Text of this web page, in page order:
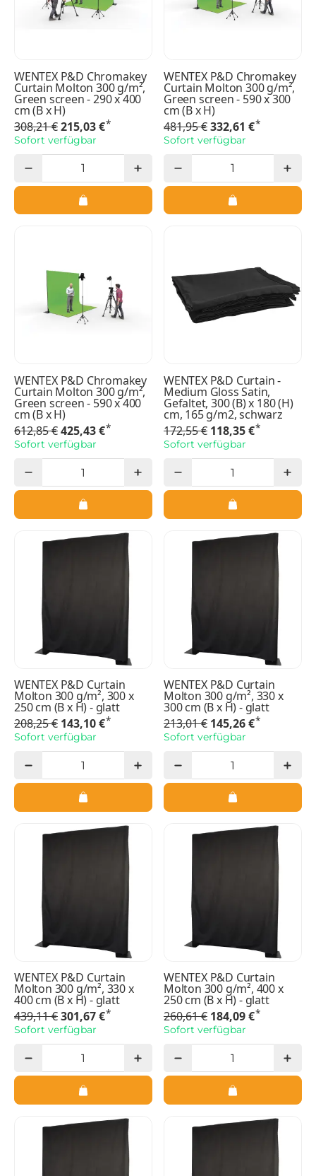
WENTEX P&D Chromakey
Curtain Molton 300 g/m²,
Green screen - 290 x 400
cm (B x H)
308,21 €215,03 €*
Sofort verfügbar
WENTEX P&D Chromakey
Curtain Molton 300 g/m²,
Green screen - 590 x 300
cm (B x H)
481,95 €332,61 €*
Sofort verfügbar
WENTEX P&D Chromakey
Curtain Molton 300 g/m²,
Green screen - 590 x 400
cm (B x H)
612,85 €425,43 €*
Sofort verfügbar
WENTEX P&D Curtain -
Medium Gloss Satin,
Gefaltet, 300 (B) x 180 (H)
cm, 165 g/m2, schwarz
172,55 € 118,35 €*
Sofort verfügbar
WENTEX P&D Curtain
Molton 300 g/m², 300 x
250 cm (B x H) - glatt
208,25 € 143,10 €*
Sofort verfügbar
WENTEX P&D Curtain
Molton 300 g/m², 330 x
300 cm (B x H) - glatt
213,01 € 145,26 €*
Sofort verfügbar
WENTEX P&D Curtain
Molton 300 g/m², 330 x
400 cm (B x H) - glatt
439,11 €301,67 €*
Sofort verfügbar
WENTEX P&D Curtain
Molton 300 g/m², 400 x
250 cm (B x H) - glatt
260,61 € 184,09 €*
Sofort verfügbar